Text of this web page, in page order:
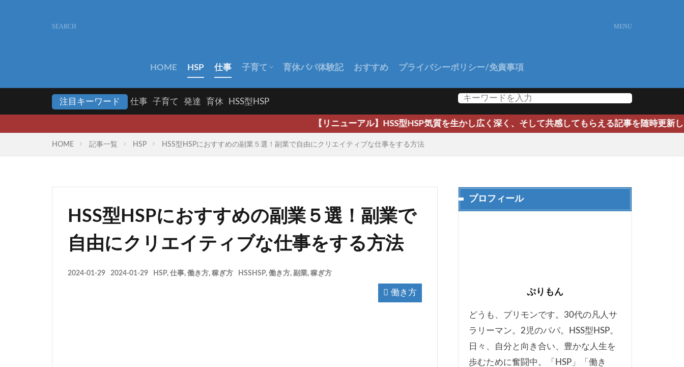
HOME HSP 仕事 子育て 育休パパ体験記 おすすめ プライバシーポリシー/免責事項
注目キーワード 仕事 子育て 発達 育休 HSS型HSP
【リニューアル】HSS型HSP気質を生かし広く深く、そして共感してもらえる記事を随時更新していきます。よ
HOME 記事一覧 HSP HSS型HSPにおすすめの副業５選！副業で自由にクリエイティブな仕事をする方法
HSS型HSPにおすすめの副業５選！副業で
自由にクリエイティブな仕事をする方法
2024-01-29 2024-01-29 HSP, 仕事, 働き方, 稼ぎ方 HSSHSP, 働き方, 副業, 稼ぎ方
働き方
プロフィール
ぷりもん
どうも、プリモンです。30代の凡人サ
ラリーマン。2児のパパ。HSS型HSP。
日々、自分と向き合い、豊かな人生を
歩むために奮闘中。「HSP」「働き